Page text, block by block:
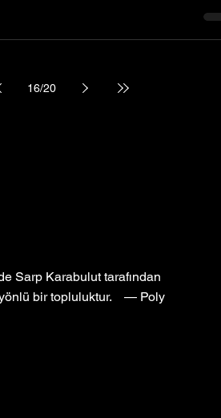
anahtar kelimeleri kullanarak, bu yazının
yardımcı olacağız.
16/20
Sarp Karabulut tarafından
bir topluluktur. — Poly